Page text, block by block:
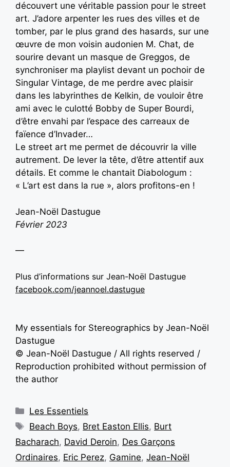
découvert une véritable passion pour le street
art. J’adore arpenter les rues des villes et de
tomber, par le plus grand des hasards, sur une
œuvre de mon voisin audonien M. Chat, de
sourire devant un masque de Greggos, de
synchroniser ma playlist devant un pochoir de
Singular Vintage, de me perdre avec plaisir
dans les labyrinthes de Kelkin, de vouloir être
ami avec le culotté Bobby de Super Bourdi,
d’être envahi par l’espace des carreaux de
faïence d’Invader…
Le street art me permet de découvrir la ville
autrement. De lever la tête, d’être attentif aux
détails. Et comme le chantait Diabologum :
« L’art est dans la rue », alors profitons-en !
Jean-Noël Dastugue
Février 2023
—
Plus d’informations sur Jean-Noël Dastugue
facebook.com/jeannoel.dastugue
My essentials for Stereographics by Jean-Noël
Dastugue
© Jean-Noël Dastugue / All rights reserved /
Reproduction prohibited without permission of
the author
Les Essentiels
Beach Boys, Bret Easton Ellis, Burt
Bacharach, David Deroin, Des Garçons
Ordinaires, Eric Perez, Gamine, Jean-Noël